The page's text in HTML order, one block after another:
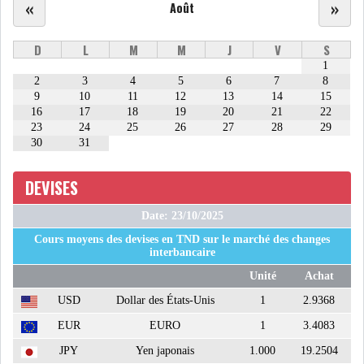
ATTIJARIWAFA BANK : LA
HAUSSE DES BÉNÉFI...
APRÈS LA SÉCHERESSE, LE
MAGHREB VA VERS...
MAGHREB : ENTRE OPPO...
RSS
INTERNATIONAL
MENA AFRIQUE DU NORD
Août
« »
D L M M J V S
1
2
3 4 5 6 7
8
9
10 11 12 13 14
15
16
17 18 19 20 21
22
23
24 25 26 27 28
29
30
31
DEVISES
Date: 23/10/2025
Cours moyens des devises en TND sur le marché des changes
interbancaire
Unité
Achat
USD
Dollar des États-Unis 1 2.9368
EUR EURO 1 3.4083
JPY Yen japonais 1.000 19.2504